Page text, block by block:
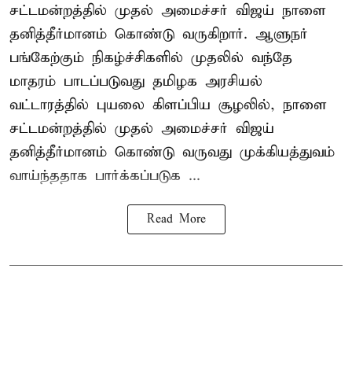
சட்டமன்றத்தில் முதல் அமைச்சர் விஜய் நாளை
தனித்தீர்மானம் கொண்டு வருகிறார். ஆளுநர்
பங்கேற்கும் நிகழ்ச்சிகளில் முதலில் வந்தே
மாதரம் பாடப்படுவது தமிழக அரசியல்
வட்டாரத்தில் புயலை கிளப்பிய சூழலில், நாளை
சட்டமன்றத்தில் முதல் அமைச்சர் விஜய்
தனித்தீர்மானம் கொண்டு வருவது முக்கியத்துவம்
வாய்ந்ததாக பார்க்கப்படுக ...
Read More